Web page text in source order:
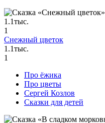
1.1тыс.
1
Снежный цветок
1.1тыс.
1
Про ёжика
Про цветы
Сергей Козлов
Сказки для детей